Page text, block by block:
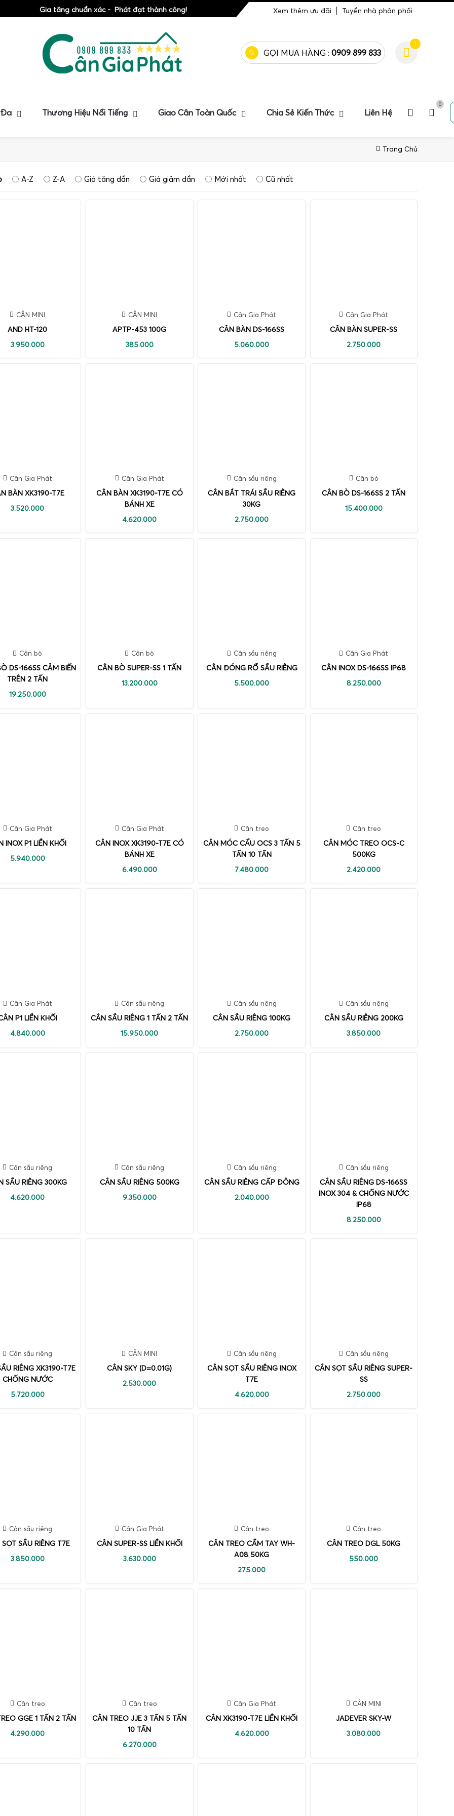
Gia tăng chuẩn xác - Phát đạt thành công! Xem thêm ưu đãi Tuyển nhà phân phối
GỌI MUA HÀNG : 0909 899 833
1
Đa Thương Hiệu Nổi Tiếng Giao Cân Toàn Quốc Chia Sẻ Kiến Thức Liên Hệ
0
Trang Chủ
A-Z Z-A Giá tăng dần Giá giảm dần Mới nhất Cũ nhất
CÂN MINI
AND HT-120
3.950.000
CÂN MINI
APTP-453 100G
385.000
Cân Gia Phát
CÂN BÀN DS-166SS
5.060.000
Cân Gia Phát
CÂN BÀN SUPER-SS
2.750.000
Cân Gia Phát
BÀN XK3190-T7E
3.520.000
Cân Gia Phát
CÂN BÀN XK3190-T7E CÓ
BÁNH XE
4.620.000
Cân sầu riêng
CÂN BẮT TRÁI SẦU RIÊNG
30KG
2.750.000
Cân bò
CÂN BÒ DS-166SS 2 TẤN
15.400.000
Cân bò
DS-166SS CẢM BIẾN
TRÊN 2 TẤN
19.250.000
Cân bò
CÂN BÒ SUPER-SS 1 TẤN
13.200.000
Cân sầu riêng
CÂN ĐÓNG RỔ SẦU RIÊNG
5.500.000
Cân Gia Phát
CÂN INOX DS-166SS IP68
8.250.000
Cân Gia Phát
INOX P1 LIỀN KHỐI
5.940.000
Cân Gia Phát
CÂN INOX XK3190-T7E CÓ
BÁNH XE
6.490.000
Cân treo
CÂN MÓC CẨU OCS 3 TẤN 5
TẤN 10 TẤN
7.480.000
Cân treo
CÂN MÓC TREO OCS-C
500KG
2.420.000
Cân Gia Phát
P1 LIỀN KHỐI
4.840.000
Cân sầu riêng
CÂN SẦU RIÊNG 1 TẤN 2 TẤN
15.950.000
Cân sầu riêng
CÂN SẦU RIÊNG 100KG
2.750.000
Cân sầu riêng
CÂN SẦU RIÊNG 200KG
3.850.000
Cân sầu riêng
SẦU RIÊNG 300KG
4.620.000
Cân sầu riêng
CÂN SẦU RIÊNG 500KG
9.350.000
Cân sầu riêng
CÂN SẦU RIÊNG CẤP ĐÔNG
2.040.000
Cân sầu riêng
CÂN SẦU RIÊNG DS-166SS
INOX 304 & CHỐNG NƯỚC
IP68
8.250.000
Cân sầu riêng
RIÊNG XK3190-T7E
CHỐNG NƯỚC
5.720.000
CÂN MINI
CÂN SKY (D=0.01G)
2.530.000
Cân sầu riêng
CÂN SỌT SẦU RIÊNG INOX
T7E
4.620.000
Cân sầu riêng
CÂN SỌT SẦU RIÊNG SUPER-
SS
2.750.000
Cân sầu riêng
SẦU RIÊNG T7E
3.850.000
Cân Gia Phát
CÂN SUPER-SS LIỀN KHỐI
3.630.000
Cân treo
CÂN TREO CẦM TAY WH-
A08 50KG
275.000
Cân treo
CÂN TREO DGL 50KG
550.000
Cân treo
GGE 1 TẤN 2 TẤN
4.290.000
Cân treo
CÂN TREO JJE 3 TẤN 5 TẤN
10 TẤN
6.270.000
Cân Gia Phát
CÂN XK3190-T7E LIỀN KHỐI
4.620.000
CÂN MINI
JADEVER SKY-W
3.080.000